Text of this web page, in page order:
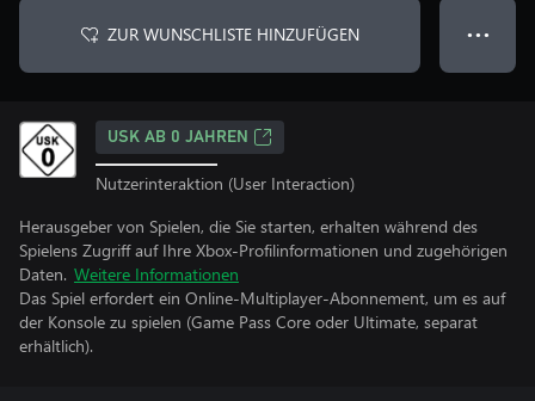
ZUR WUNSCHLISTE HINZUFÜGEN ● ● ●
USK AB 0 JAHREN
Nutzerinteraktion (User Interaction)
Herausgeber von Spielen, die Sie starten, erhalten während des
Spielens Zugriff auf Ihre Xbox-Profilinformationen und zugehörigen
Daten. Weitere Informationen
Das Spiel erfordert ein Online-Multiplayer-Abonnement, um es auf
der Konsole zu spielen (Game Pass Core oder Ultimate, separat
erhältlich).